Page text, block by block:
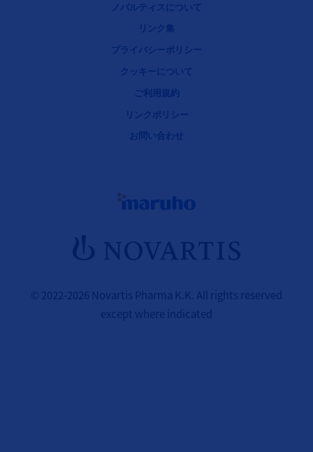
ノバルティスについて
リンク集
プライバシーポリシー
クッキーについて
ご利用規約
リンクポリシー
お問い合わせ
© 2022-2026 Novartis Pharma K.K. All rights reserved
except where indicated